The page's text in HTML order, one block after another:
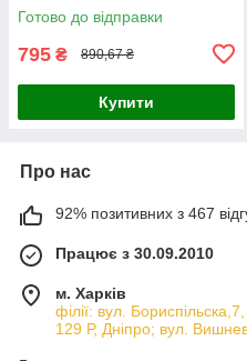
Готово до відправки
795 ₴ 890,67 ₴
Купити
Про нас
92% позитивних з 467
Працює з 30.09.2010
м. Харків
філії: вул.
129 Р, Дніпро; вул.